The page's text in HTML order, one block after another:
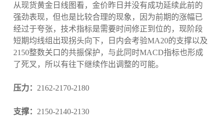
从现货黄金日线图看，金价昨日并没有成功延续此前的
强劲表现，但也是比较合理的现象，因为前期的涨幅已
经过于夸张，技术指标是需要时间修正到位的，现阶段
短期均线组出现拐头向下，日内会考验MA20的支撑以及
2150整数关口的共振保护，与此同时MACD指标也形成
了死叉，所以有往下继续作出调整的可能。
压力： 2162-2170-2180
支撑： 2150-2140-2130